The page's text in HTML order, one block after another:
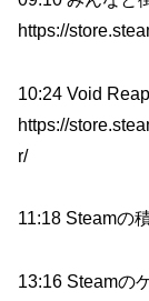
https://
10:24 Void
https://
r/
11:18 Steamの
13:16 Steamの